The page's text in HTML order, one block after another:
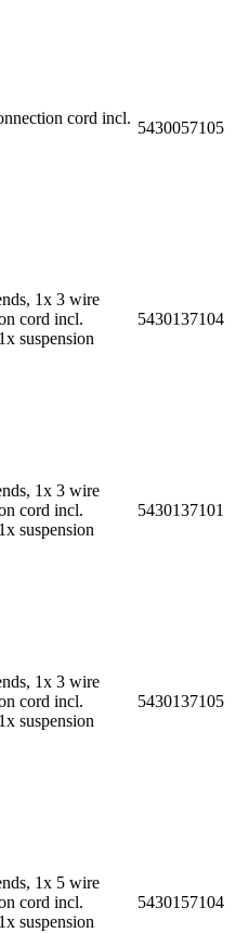
cord incl.
5430057105
1x 3 wire
cord incl.
suspension
5430137104
1x 3 wire
cord incl.
suspension
5430137101
1x 3 wire
cord incl.
suspension
5430137105
1x 5 wire
cord incl.
suspension
5430157104